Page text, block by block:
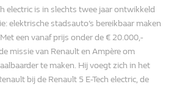
electric is in slechts twee jaar ontwikkeld
elektrische stadsauto’s bereikbaar maken
een vanaf prijs onder de € 20.000,-
missie van Renault en Ampère om
te maken. Hij voegt zich in het
bij de Renault 5 E-Tech electric, de